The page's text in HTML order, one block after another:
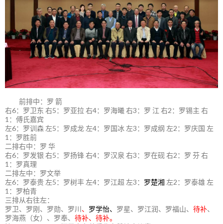
前排中：罗 箭
右6：罗卫东 右5：罗亚拉 右4：罗海曦 右3：罗 江 右2：罗锡主 右
1：傅氏嘉宾
左6：罗训森 左5：罗成龙 左4：罗国冰 左3：罗成纲 左2：罗庆国 左
1：罗胜前
二排右中：罗 华
右6：罗发银 右5：罗扬锋 右4：罗汉泉 右3：罗在砚 右2：罗 芬 右
1：罗真理
二排左中：罗文举
左6：罗泰贵 左5：罗树丰 左4：罗江超 左3： 罗楚湘 左2：罗泰雄 左
1：罗柏青
三排从右往左：
罗卫、罗刚、罗勋、罗川、 罗学怡、 罗星、罗江润、罗福山、 待补、
罗海燕（女）、罗奉、 待补、待补。